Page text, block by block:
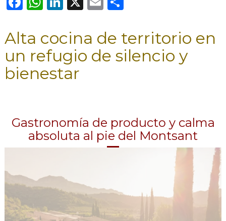
e
b
o
o
at
s
A
p
k
e
dI
n
ai
l
m
p
ar
Alta cocina de territorio en
un refugio de silencio y
bienestar
Gastronomía de producto y calma
absoluta al pie del Montsant